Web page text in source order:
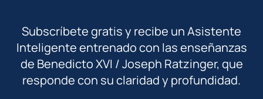
Subscríbete gratis y recibe un Asistente
Inteligente entrenado con las enseñanzas
de Benedicto XVI / Joseph Ratzinger, que
responde con su claridad y profundidad.